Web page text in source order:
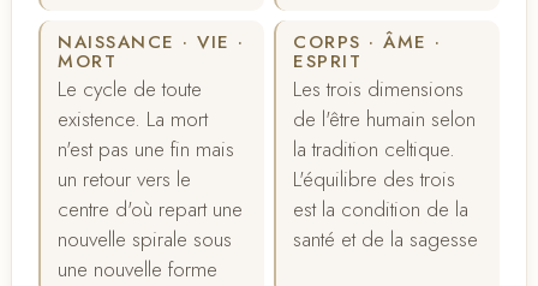
NAISSANCE · VIE ·
MORT
Le cycle de toute
existence. La mort
n'est pas une fin mais
un retour vers le
centre d'où repart une
nouvelle spirale sous
une nouvelle forme
CORPS · ÂME ·
ESPRIT
Les trois dimensions
de l'être humain selon
la tradition celtique.
L'équilibre des trois
est la condition de la
santé et de la sagesse